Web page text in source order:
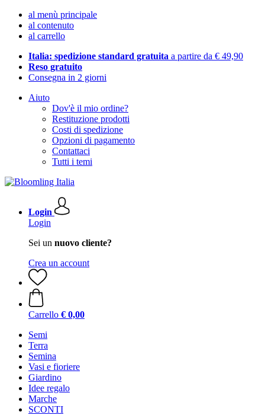
al menù principale
al contenuto
al carrello
Italia: spedizione standard gratuita a partire da € 49,90
Reso gratuito
Consegna in 2 giorni
Aiuto
Dov'è il mio ordine?
Restituzione prodotti
Costi di spedizione
Opzioni di pagamento
Contattaci
Tutti i temi
Login
Login
Sei un nuovo cliente?
Crea un account
Carrello € 0,00
Semi
Terra
Semina
Vasi e fioriere
Giardino
Idee regalo
Marche
SCONTI